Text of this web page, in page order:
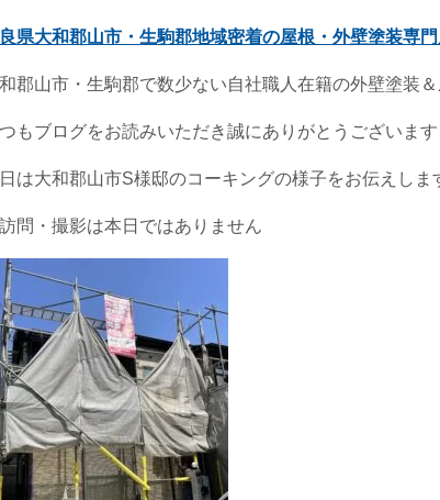
県大和郡山市・生駒郡地域密着の屋根・外壁塗装専
郡山市・生駒郡で数少ない自社職人在籍の外壁塗装
もブログをお読みいただき誠にありがとうございます
は大和郡山市S様邸のコーキングの様子をお伝えしま
問・撮影は本日ではありません